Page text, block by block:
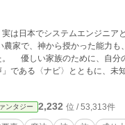
は日本でシステムエンジニア
家で、神から授かった能力も
。 優しい家族のために、自分
である〈ナビ〉とともに、未
ンタジー 2,232 位 / 53,313件